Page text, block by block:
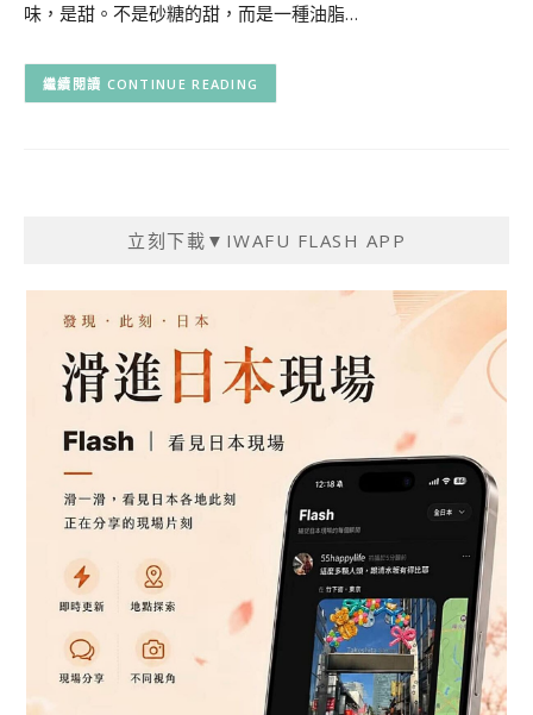
味，是甜。不是砂糖的甜，而是一種油脂…
CONTINUE READING
立刻下載▼IWAFU FLASH APP